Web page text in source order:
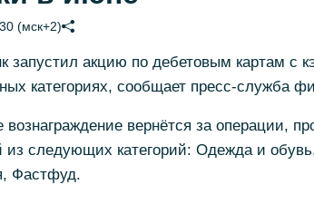
(мск+2)
запустил акцию по дебетовым картам с
категориях, сообщает пресс-служба
вернётся за операции,
из следующих категорий: Одежда и
Фастфуд.